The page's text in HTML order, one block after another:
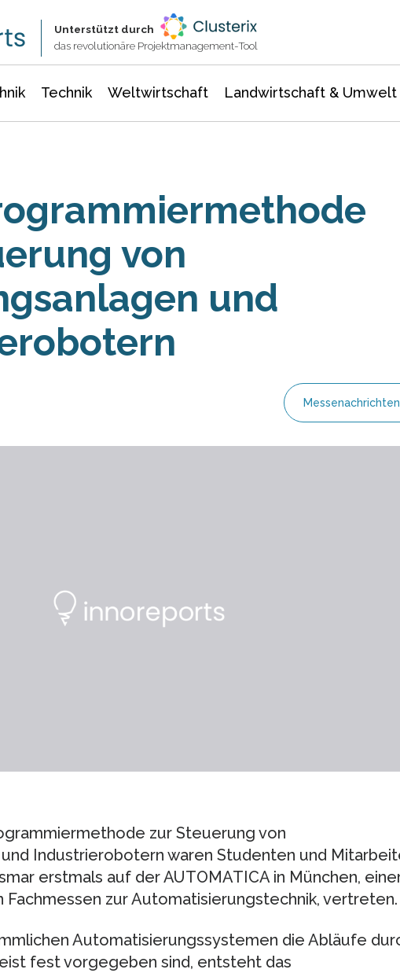
Unterstützt durch
das revolutionäre Projektmanagement-Tool
Technik Weltwirtschaft Landwirtschaft & Umwelt
von
und
Messenachrichten
zur Steuerung von
Industrierobotern waren Studenten und
erstmals auf der AUTOMATICA in München,
zur Automatisierungstechnik, vertreten.
Automatisierungssystemen die Abläufe
fest vorgegeben sind, entsteht das